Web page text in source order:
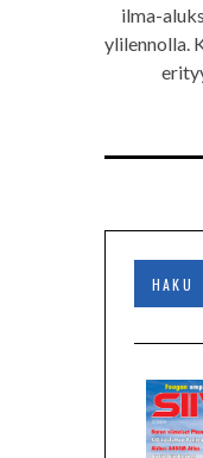
ilma-
ylilennolla.